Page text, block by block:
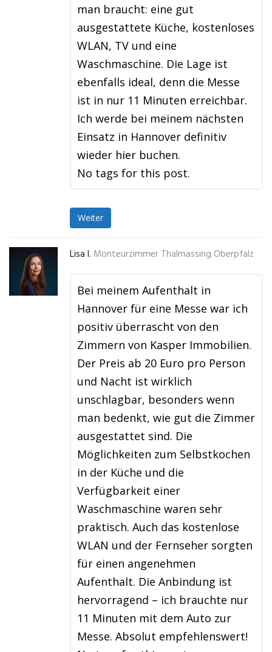
man braucht: eine gut
ausgestattete Küche, kostenloses
WLAN, TV und eine
Waschmaschine. Die Lage ist
ebenfalls ideal, denn die Messe
ist in nur 11 Minuten erreichbar.
Ich werde bei meinem nächsten
Einsatz in Hannover definitiv
wieder hier buchen.
No tags for this post.
Weiter
Lisa I. Monteurzimmer Thalmassing Oberpfalz
Bei meinem Aufenthalt in
Hannover für eine Messe war ich
positiv überrascht von den
Zimmern von Kasper Immobilien.
Der Preis ab 20 Euro pro Person
und Nacht ist wirklich
unschlagbar, besonders wenn
man bedenkt, wie gut die Zimmer
ausgestattet sind. Die
Möglichkeiten zum Selbstkochen
in der Küche und die
Verfügbarkeit einer
Waschmaschine waren sehr
praktisch. Auch das kostenlose
WLAN und der Fernseher sorgten
für einen angenehmen
Aufenthalt. Die Anbindung ist
hervorragend – ich brauchte nur
11 Minuten mit dem Auto zur
Messe. Absolut empfehlenswert!